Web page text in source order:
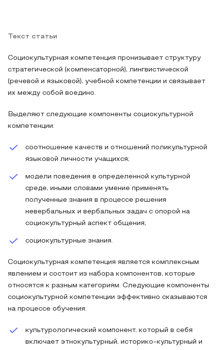
Текст статьи
Социокультурная компетенция пронизывает структуру
стратегической (компенсаторной), лингвистической
(речевой и языковой), учебной компетенции и связывает
их между собой воедино.
Выделяют следующие компоненты социокультурной
компетенции:
соотношение качеств и отношений поликультурной
языковой личности учащихся;
модели поведения в определенной культурной
среде, иными словами умение применять
полученные знания в процессе решения
невербальных и вербальных задач с опорой на
социокультурный аспект общения;
социокультурные знания.
Социокультурная компетенция является комплексным
явлением и состоит из набора компонентов, которые
относятся к разным категориям. Следующие компоненты
социокультурной компетенции эффективно сказываются
на процессе обучения:
культурологический компонент, который в себя
включает этнокультурный, историко-культурный и